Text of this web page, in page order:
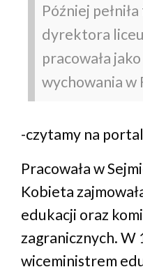
Później
dyrektora
pracowała
wychowania w
-czytamy na
Pracowała w
Kobieta
edukacji oraz
zagranicznych. W
wiceministrem